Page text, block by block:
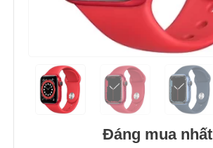
Đáng mua nhất